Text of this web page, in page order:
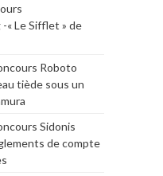
Le Sifflet » de
Roboto
tiède sous un
Sidonis
de compte